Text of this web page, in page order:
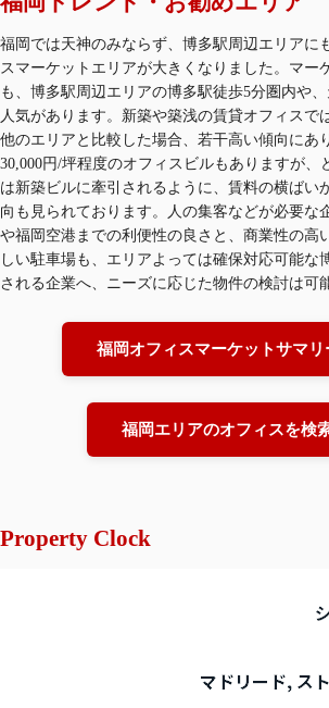
福岡では天神のみならず、博多駅周辺エリアに
スマーケットエリアが大きくなりました。マー
も、博多駅周辺エリアの博多駅徒歩5分圏内や
人気があります。新築や築浅の賃貸オフィスで
他のエリアと比較した場合、若干高い傾向にあ
30,000円/坪程度のオフィスビルもありますが、
は新築ビルに牽引されるように、賃料の横ばい
向も見られております。人の集客などが必要な
や福岡空港までの利便性の良さと、商業性の高
しい駐車場も、エリアよっては確保対応可能な
される企業へ、ニーズに応じた物件の検討は可
福岡オフィスマーケットサマリ
福岡エリアのオフィスを検
Property Clock